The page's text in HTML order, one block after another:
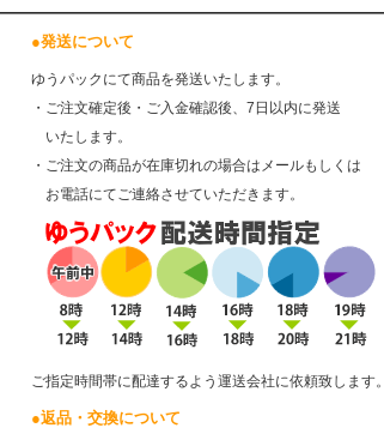
●発送について
ゆうパックにて商品を発送いたします。
・ご注文確定後・ご入金確認後、7日以内に発送
いたします。
・ご注文の商品が在庫切れの場合はメールもしくは
お電話にてご連絡させていただきます。
ご指定時間帯に配達するよう運送会社に依頼致します。
●返品・交換について